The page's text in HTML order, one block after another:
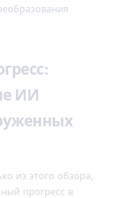
ИИ
из этого обзора,
прогресс в